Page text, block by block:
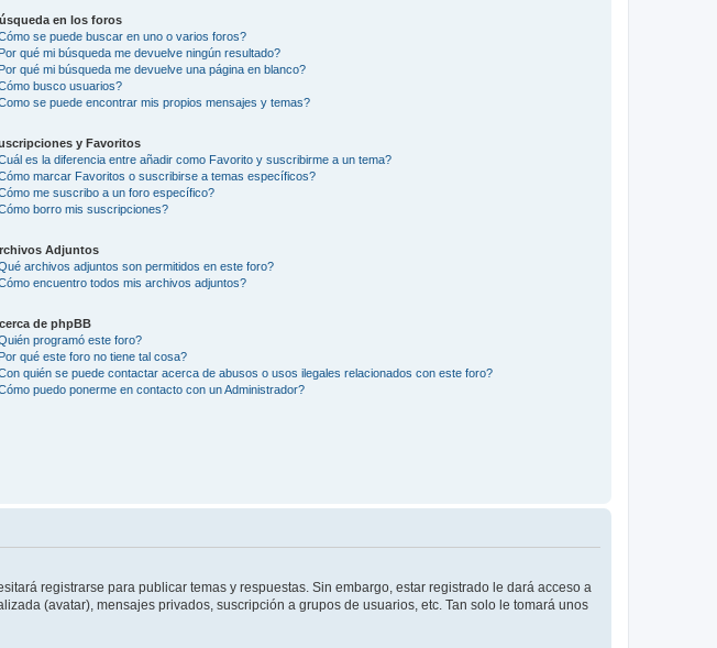
en los foros
se puede buscar en uno o varios foros?
qué mi búsqueda me devuelve ningún resultado?
qué mi búsqueda me devuelve una página en blanco?
busco usuarios?
se puede encontrar mis propios mensajes y temas?
y Favoritos
es la diferencia entre añadir como Favorito y suscribirme a un tema?
marcar Favoritos o suscribirse a temas específicos?
me suscribo a un foro específico?
borro mis suscripciones?
Adjuntos
archivos adjuntos son permitidos en este foro?
encuentro todos mis archivos adjuntos?
de phpBB
programó este foro?
qué este foro no tiene tal cosa?
quién se puede contactar acerca de abusos o usos ilegales relacionados con este foro?
puedo ponerme en contacto con un Administrador?
registrarse para publicar temas y respuestas. Sin embargo, estar registrado le dará acceso a
(avatar), mensajes privados, suscripción a grupos de usuarios, etc. Tan solo le tomará unos